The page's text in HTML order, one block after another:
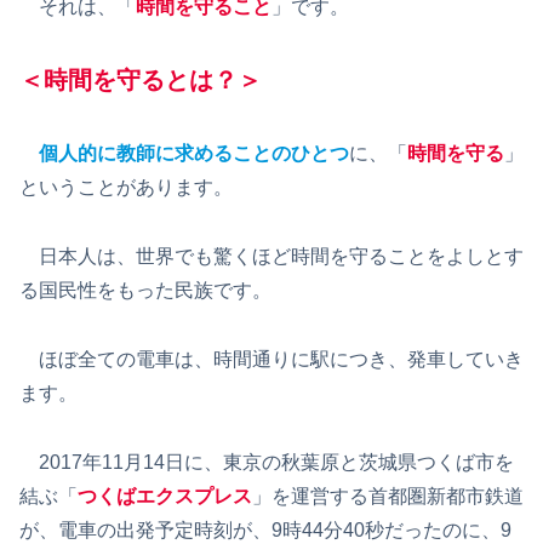
それは、「 時間を守ること 」です。
＜時間を守るとは？＞
個人的に教師に求めることのひとつに、「 時間を守る 」
ということがあります。
日本人は、世界でも驚くほど時間を守ることをよしとす
る国民性をもった民族です。
ほぼ全ての電車は、時間通りに駅につき、発車していき
ます。
2017年11月14日に、東京の秋葉原と茨城県つくば市を
結ぶ「 つくばエクスプレス 」を運営する首都圏新都市鉄道
が、電車の出発予定時刻が、9時44分40秒だったのに、9